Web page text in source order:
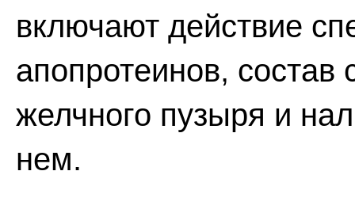
включают действие
апопротеинов, состав
желчного пузыря и
нем.